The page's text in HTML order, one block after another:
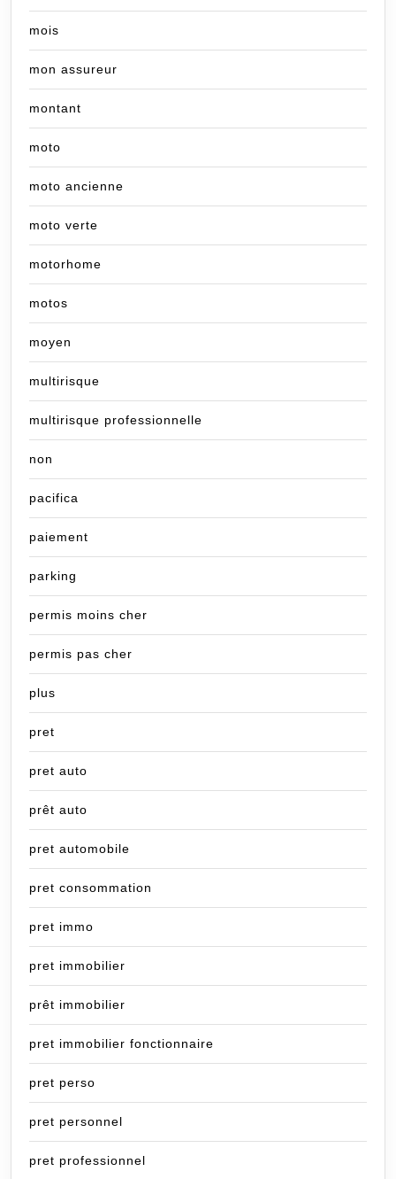
mois
mon assureur
montant
moto
moto ancienne
moto verte
motorhome
motos
moyen
multirisque
multirisque professionnelle
non
pacifica
paiement
parking
permis moins cher
permis pas cher
plus
pret
pret auto
prêt auto
pret automobile
pret consommation
pret immo
pret immobilier
prêt immobilier
pret immobilier fonctionnaire
pret perso
pret personnel
pret professionnel